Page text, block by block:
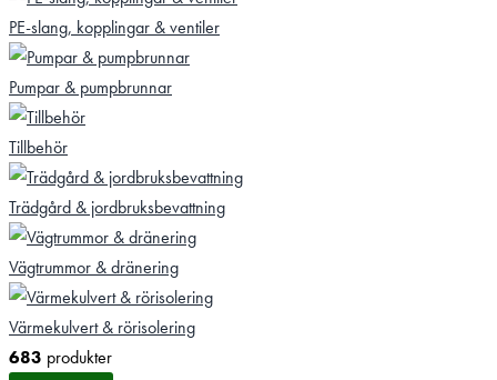
PE-slang, kopplingar & ventiler
Pumpar & pumpbrunnar
Tillbehör
Trädgård & jordbruksbevattning
Vägtrummor & dränering
Värmekulvert & rörisolering
683 produkter